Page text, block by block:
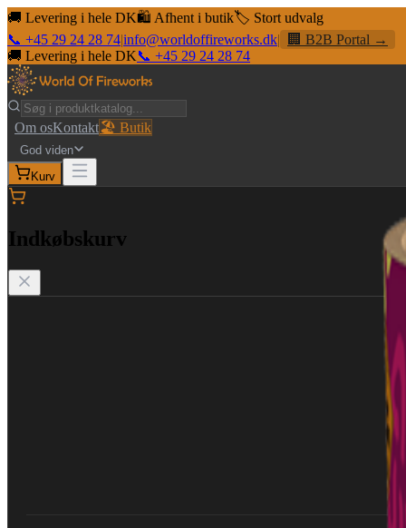
🚚 Levering i hele DK🛍️ Afhent i butik🏷️ Stort udvalg
📞 +45 29 24 28 74|info@worldoffireworks.dk|
🏢 B2B Portal →
🚚 Levering i hele DK📞 +45 29 24 28 74
Om osKontakt🏖️ Butik
God viden
Kurv
Indkøbskurv